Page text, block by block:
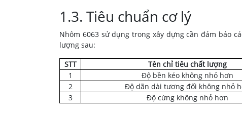
1.3. Tiêu chuẩn cơ lý
Nhôm 6063 sử dụng trong xây dựng cần đảm bảo
lượng sau:
STT
Tên chỉ tiêu chất lượng
1
Độ bền kéo không nhỏ hơn
2
Độ dãn dài tương đối không nhỏ
3
Độ cứng không nhỏ hơn